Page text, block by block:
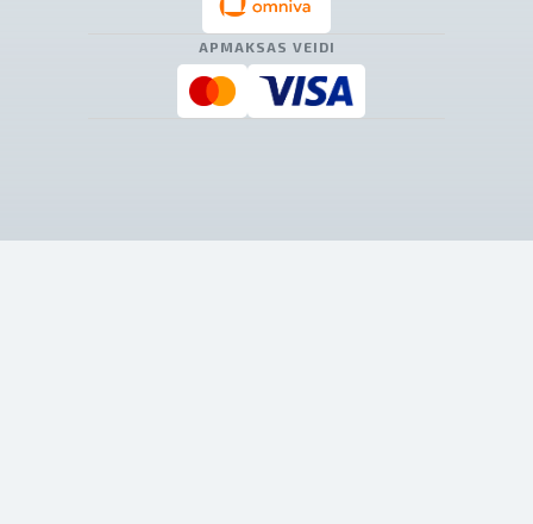
APMAKSAS VEIDI